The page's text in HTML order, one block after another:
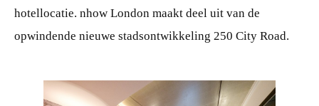
hotellocatie. nhow London maakt deel uit van de
opwindende nieuwe stadsontwikkeling 250 City Road.